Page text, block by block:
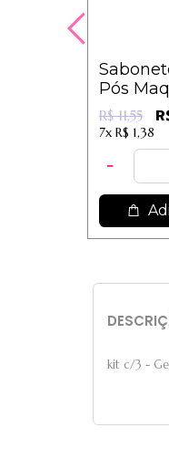
Pós
-
R$ 11,55
7x R$ 1,38
kit c/3 -